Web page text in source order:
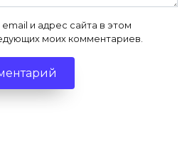
и адрес сайта в этом
моих комментариев.